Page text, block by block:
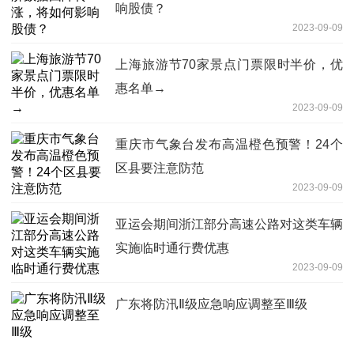
响股债？
2023-09-09
上海旅游节70家景点门票限时半价，优
惠名单→
2023-09-09
重庆市气象台发布高温橙色预警！24个
区县要注意防范
2023-09-09
亚运会期间浙江部分高速公路对这类车辆
实施临时通行费优惠
2023-09-09
广东将防汛Ⅱ级应急响应调整至Ⅲ级